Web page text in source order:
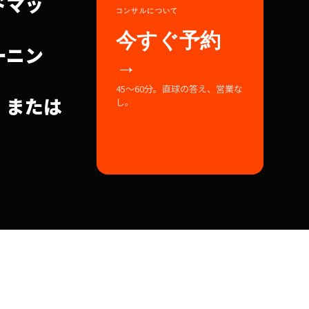
ニン
または
コンサルについて
今すぐ予約
→
45〜60分。直球の答え、営業な
し。